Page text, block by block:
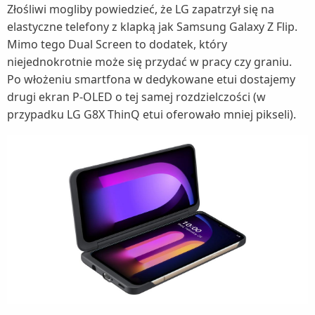
Złośliwi mogliby powiedzieć, że LG zapatrzył się na
elastyczne telefony z klapką jak Samsung Galaxy Z Flip.
Mimo tego Dual Screen to dodatek, który
niejednokrotnie może się przydać w pracy czy graniu.
Po włożeniu smartfona w dedykowane etui dostajemy
drugi ekran P-OLED o tej samej rozdzielczości (w
przypadku LG G8X ThinQ etui oferowało mniej pikseli).